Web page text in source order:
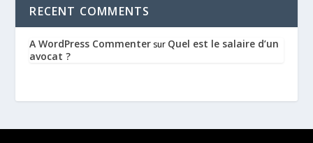
RECENT COMMENTS
A WordPress Commenter sur Quel est le salaire d’un
avocat ?